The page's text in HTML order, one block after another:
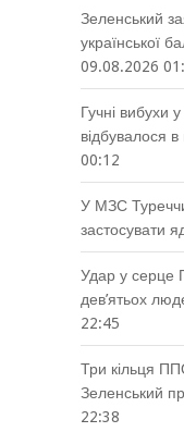
Зеленський
української
09.08.2026
Гучні вибухи
відбувалося
00:12
У МЗС
застосувати
Удар у серце
дев’ятьох
22:45
Три кільця
Зеленський
22:38